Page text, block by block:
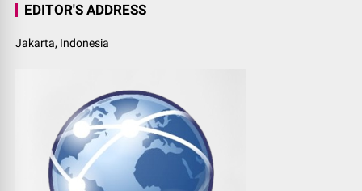
EDITOR'S ADDRESS
Jakarta, Indonesia